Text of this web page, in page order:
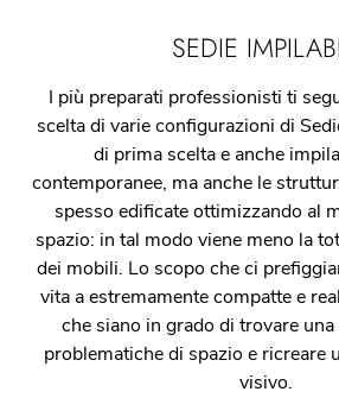
SEDIE
I più preparati professionisti ti
scelta di varie configurazioni di
di prima scelta e anche
contemporanee, ma anche le
spesso edificate ottimizzando al
spazio: in tal modo viene meno la
dei mobili. Lo scopo che ci
vita a estremamente compatte e
che siano in grado di trovare
problematiche di spazio e ricreare
visivo.